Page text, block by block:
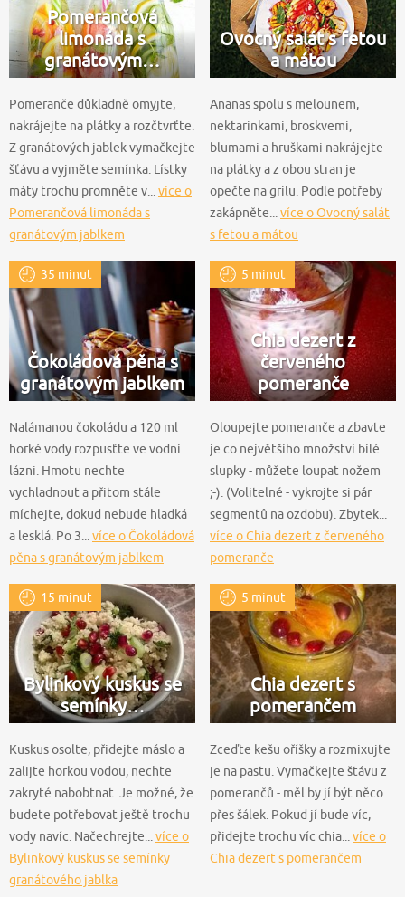
Pomerančová
limonáda s
granátovým…
Pomeranče důkladně omyjte,
nakrájejte na plátky a rozčtvrťte.
Z granátových jablek vymačkejte
šťávu a vyjměte semínka. Lístky
máty trochu promněte v...více o
Pomerančová limonáda s
granátovým jablkem
Ovocný salát s fetou
a mátou
Ananas spolu s melounem,
nektarinkami, broskvemi,
blumami a hruškami nakrájejte
na plátky a z obou stran je
opečte na grilu. Podle potřeby
zakápněte...více o Ovocný salát
s fetou a mátou
35 minut
Čokoládová pěna s
granátovým jablkem
Nalámanou čokoládu a 120 ml
horké vody rozpusťte ve vodní
lázni. Hmotu nechte
vychladnout a přitom stále
míchejte, dokud nebude hladká
a lesklá. Po 3... více o Čokoládová
pěna s granátovým jablkem
5 minut
Chia dezert z
červeného
pomeranče
Oloupejte pomeranče a zbavte
je co největšího množství bílé
slupky - můžete loupat nožem
;-). (Volitelné - vykrojte si pár
segmentů na ozdobu). Zbytek...
více o Chia dezert z červeného
pomeranče
15 minut
Bylinkový kuskus se
semínky…
Kuskus osolte, přidejte máslo a
zalijte horkou vodou, nechte
zakryté nabobtnat. Je možné, že
budete potřebovat ještě trochu
vody navíc. Načechrejte... více o
Bylinkový kuskus se semínky
granátového jablka
5 minut
Chia dezert s
pomerančem
Zceďte kešu oříšky a rozmixujte
je na pastu. Vymačkejte štávu z
pomerančů - měl by jí být něco
přes šálek. Pokud jí bude víc,
přidejte trochu víc chia... více o
Chia dezert s pomerančem